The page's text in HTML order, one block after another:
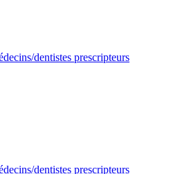
dentistes prescripteurs
dentistes prescripteurs